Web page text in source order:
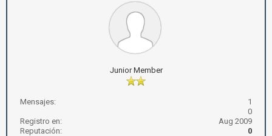
Junior Member
Mensajes:
1
0
Registro en:
Aug 2009
Reputación:
0